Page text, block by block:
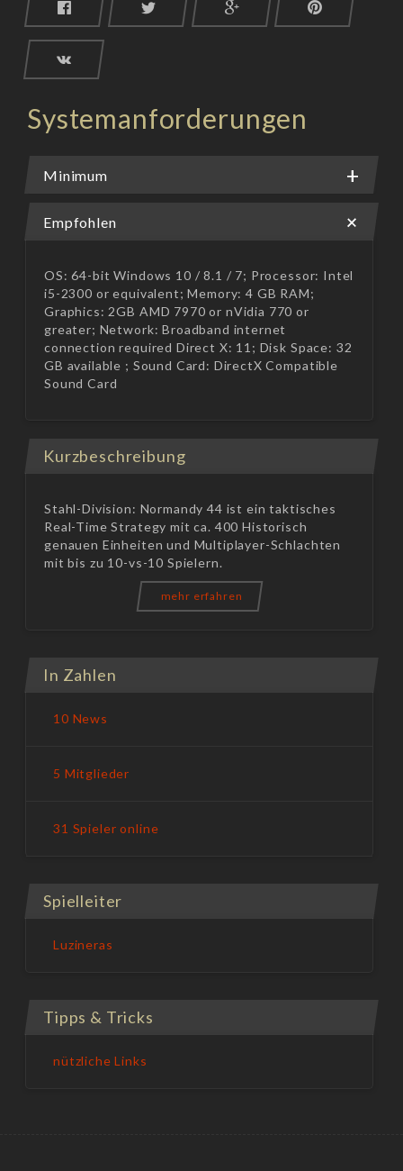
Systemanforderungen
Minimum
Empfohlen
OS: 64-bit Windows 10 / 8.1 / 7; Processor: Intel
i5-2300 or equivalent; Memory: 4 GB RAM;
Graphics: 2GB AMD 7970 or nVidia 770 or
greater; Network: Broadband internet
connection required Direct X: 11; Disk Space: 32
GB available ; Sound Card: DirectX Compatible
Sound Card
Kurzbeschreibung
Stahl-Division: Normandy 44 ist ein taktisches
Real-Time Strategy mit ca. 400 Historisch
genauen Einheiten und Multiplayer-Schlachten
mit bis zu 10-vs-10 Spielern.
mehr erfahren
In Zahlen
10 News
5 Mitglieder
31 Spieler online
Spielleiter
Luzineras
Tipps & Tricks
nützliche Links